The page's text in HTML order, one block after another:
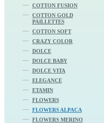
COTTON FUSION
COTTON GOLD
PAILLETTES
COTTON SOFT
CRAZY COLOR
DOLCE
DOLCE BABY
DOLCE VITA
ELEGANCE
ETAMIN
FLOWERS
FLOWERS ALPACA
FLOWERS MERINO